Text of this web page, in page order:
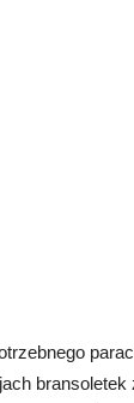
bransoletek